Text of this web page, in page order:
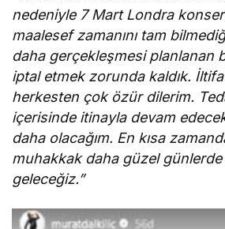
nedeniyle 7 Mart Londra
maalesef zamanını tam
daha gerçekleşmesi planlanan
iptal etmek zorunda kaldık.
herkesten çok özür dilerim.
içerisinde itinayla devam
daha olacağım. En kısa
muhakkak daha güzel
geleceğiz.”